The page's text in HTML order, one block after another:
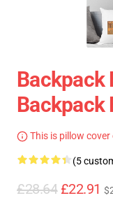
Backpack
Backpack
This is pillow
(5
£28.64 £22.91